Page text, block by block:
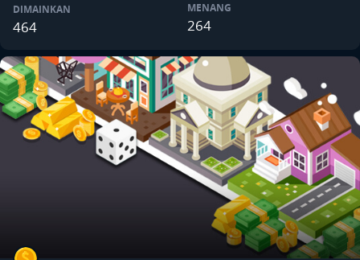
DIMAINKAN
464
MENANG
264